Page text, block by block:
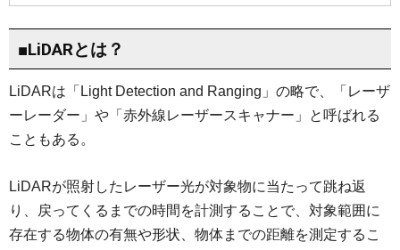
■LiDARとは？
LiDARは「Light Detection and Ranging」の略で、「レーザ
ーレーダー」や「赤外線レーザースキャナー」と呼ばれる
こともある。
LiDARが照射したレーザー光が対象物に当たって跳ね返
り、戻ってくるまでの時間を計測することで、対象範囲に
存在する物体の有無や形状、物体までの距離を測定するこ